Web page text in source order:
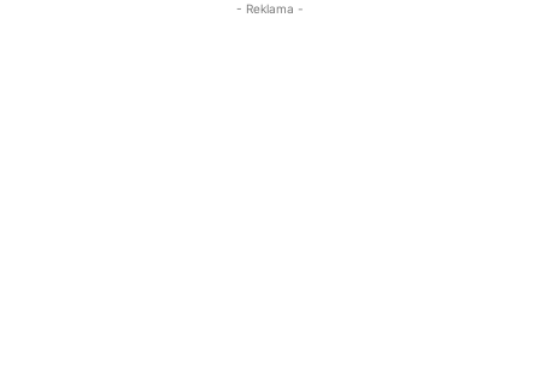
- Reklama -